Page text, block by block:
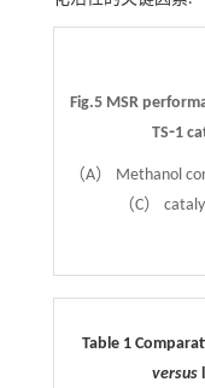
Fig.5 MSR
TS⁃1
（A） Methanol
（C）
Table 1
versus